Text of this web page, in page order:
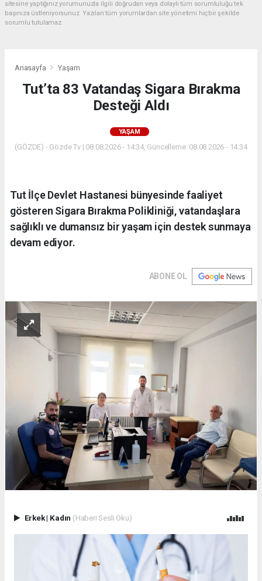
sitesine yaptığınız yorumunuzla ilgili doğrudan veya dolaylı tüm sorumluluğu tek
başınıza üstleniyorsunuz. Yazılan tüm yorumlardan site yönetimi hiçbir şekilde
sorumlu tutulamaz.
Anasayfa Yaşam
Tut’ta 83 Vatandaş Sigara Bırakma
Desteği Aldı
YAŞAM
(GÖZDE) - Gözde Tv | 08.08.2026 - 14:34, Güncelleme: 08.08.2026 - 14:34
Tut İlçe Devlet Hastanesi bünyesinde faaliyet
gösteren Sigara Bırakma Polikliniği, vatandaşlara
sağlıklı ve dumansız bir yaşam için destek sunmaya
devam ediyor.
ABONE OL
Erkek| Kadın (Haberi Sesli Oku)